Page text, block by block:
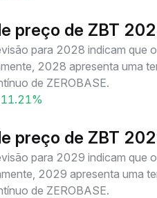
preço de ZBT
para 2028 indicam que
2028 apresenta uma
de ZEROBASE.
preço de ZBT
para 2029 indicam que
2029 apresenta uma
de ZEROBASE.